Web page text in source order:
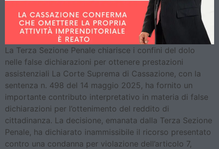
La Terza Sezione Penale chiarisce i confini del dolo
nelle false dichiarazioni per ottenere prestazioni
assistenziali La Corte Suprema di Cassazione, con la
sentenza n. 498 del 14 maggio 2025, ha fornito un
importante contributo interpretativo in materia di false
dichiarazioni per l’ottenimento del reddito di
cittadinanza. La decisione, emanata dalla Terza Sezione
Penale, ha dichiarato inammissibile il ricorso presentato
contro una condanna per violazione dell’articolo 7,